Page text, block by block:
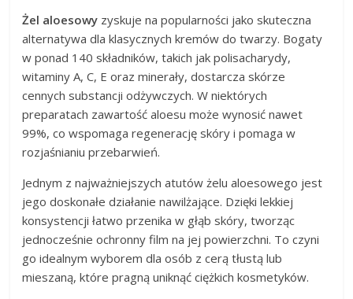
Żel aloesowy zyskuje na popularności jako skuteczna
alternatywa dla klasycznych kremów do twarzy. Bogaty
w ponad 140 składników, takich jak polisacharydy,
witaminy A, C, E oraz minerały, dostarcza skórze
cennych substancji odżywczych. W niektórych
preparatach zawartość aloesu może wynosić nawet
99%, co wspomaga regenerację skóry i pomaga w
rozjaśnianiu przebarwień.
Jednym z najważniejszych atutów żelu aloesowego jest
jego doskonałe działanie nawilżające. Dzięki lekkiej
konsystencji łatwo przenika w głąb skóry, tworząc
jednocześnie ochronny film na jej powierzchni. To czyni
go idealnym wyborem dla osób z cerą tłustą lub
mieszaną, które pragną uniknąć ciężkich kosmetyków.